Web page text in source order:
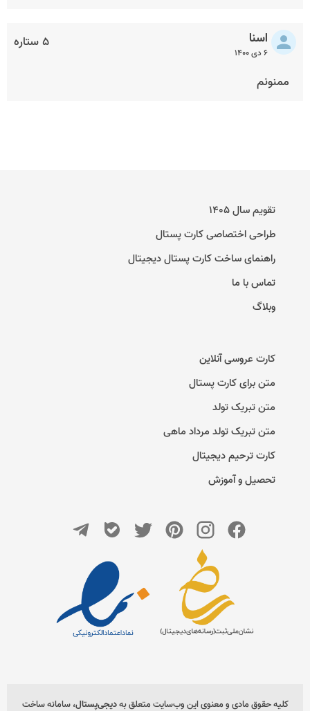
۵ ستاره اسنا
۶ دی ۱۴۰۰
ممنونم
تقویم سال ۱۴۰۵
طراحی اختصاصی کارت پستال
راهنمای ساخت کارت پستال دیجیتال
تماس با ما
وبلاگ
کارت عروسی آنلاین
متن برای کارت پستال
متن تبریک تولد
متن تبریک تولد مرداد ماهی
کارت ترحیم دیجیتال
تحصیل و آموزش
کلیه حقوق مادی و معنوی این وب‌سایت متعلق بهدیجی‌پستال، سامانه ساخت